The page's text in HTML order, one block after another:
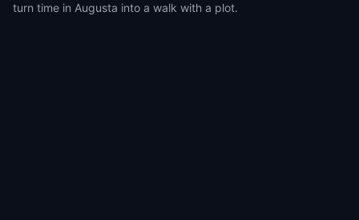
turn time in Augusta into a walk with a plot.